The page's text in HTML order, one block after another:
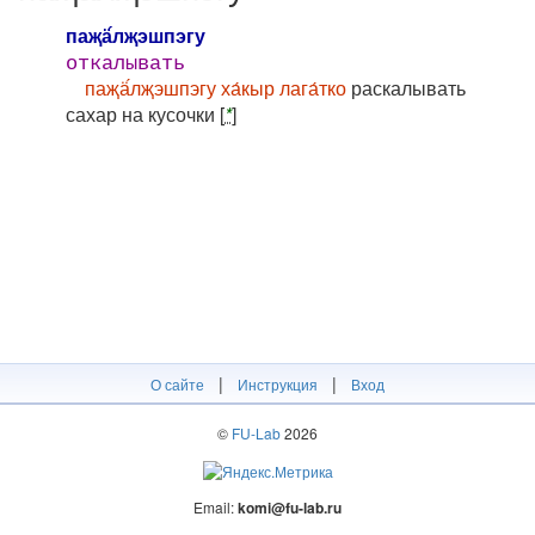
паҗӓ́лҗэшпэгу
откалывать
паҗӓ́лҗэшпэгу ха́кыр лага́тко раскалывать
сахар на кусочки [*]
О сайте | Инструкция | Вход
© FU-Lab2026
Email:komi@fu-lab.ru